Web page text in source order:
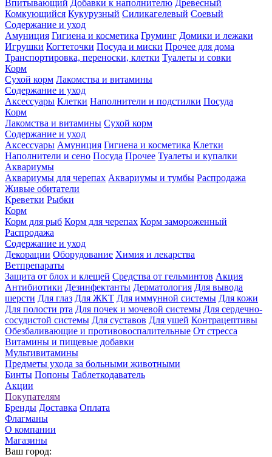
Впитывающий Добавки к наполнителю Древесный
Комкующийся Кукурузный Силикагелевый Соевый
Содержание и уход
Амуниция Гигиена и косметика Груминг Домики и лежаки
Игрушки Когтеточки Посуда и миски Прочее для дома
Транспортировка, переноски, клетки Туалеты и совки
Корм
Сухой корм Лакомства и витамины
Содержание и уход
Аксессуары Клетки Наполнители и подстилки Посуда
Корм
Лакомства и витамины Сухой корм
Содержание и уход
Аксессуары Амуниция Гигиена и косметика Клетки
Наполнители и сено Посуда Прочее Туалеты и купалки
Аквариумы
Аквариумы для черепах Аквариумы и тумбы Распродажа
Живые обитатели
Креветки Рыбки
Корм
Корм для рыб Корм для черепах Корм замороженный
Распродажа
Содержание и уход
Декорации Оборудование Химия и лекарства
Ветпрепараты
Защита от блох и клещей Средства от гельминтов Акция
Антибиотики Дезинфектанты Дерматология Для вывода
шерсти Для глаз Для ЖКТ Для иммунной системы Для кожи
Для полости рта Для почек и мочевой системы Для сердечно-
сосудистой системы Для суставов Для ушей Контрацептивы
Обезбаливающие и противовоспалительные От стресса
Витамины и пищевые добавки
Мультивитамины
Предметы ухода за больными животными
Бинты Попоны Таблеткодаватель
Акции
Покупателям
Бренды Доставка Оплата
Флагманы
О компании
Магазины
Ваш город: